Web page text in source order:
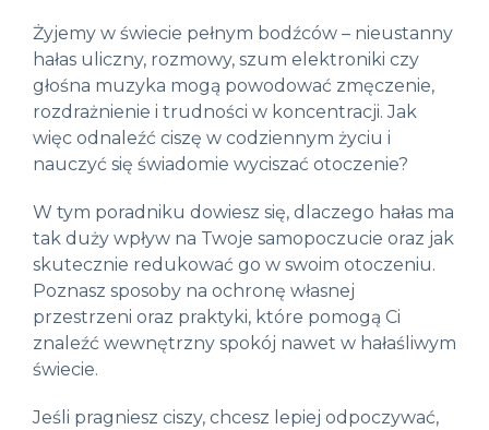
Żyjemy w świecie pełnym bodźców – nieustanny
hałas uliczny, rozmowy, szum elektroniki czy
głośna muzyka mogą powodować zmęczenie,
rozdrażnienie i trudności w koncentracji. Jak
więc odnaleźć ciszę w codziennym życiu i
nauczyć się świadomie wyciszać otoczenie?
W tym poradniku dowiesz się, dlaczego hałas ma
tak duży wpływ na Twoje samopoczucie oraz jak
skutecznie redukować go w swoim otoczeniu.
Poznasz sposoby na ochronę własnej
przestrzeni oraz praktyki, które pomogą Ci
znaleźć wewnętrzny spokój nawet w hałaśliwym
świecie.
Jeśli pragniesz ciszy, chcesz lepiej odpoczywać,